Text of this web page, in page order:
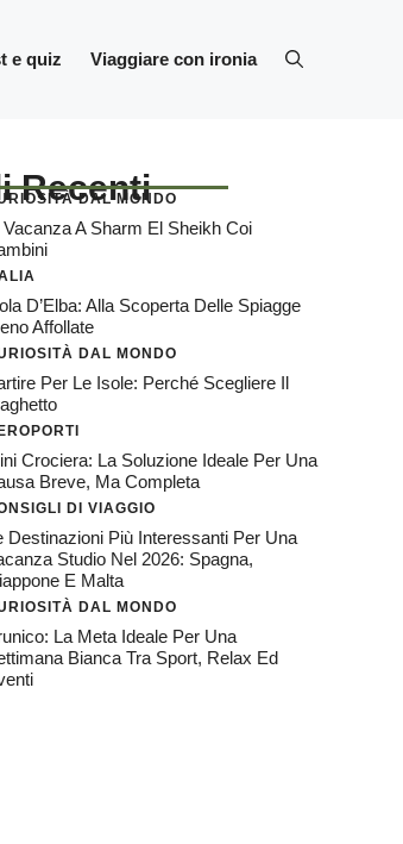
e quiz Viaggiare con ironia
Recenti
DAL MONDO
Vacanza A Sharm El Sheikh Coi
D’Elba: Alla Scoperta Delle Spiagge
Affollate
DAL MONDO
Per Le Isole: Perché Scegliere Il
Crociera: La Soluzione Ideale Per Una
Breve, Ma Completa
DI VIAGGIO
Destinazioni Più Interessanti Per Una
Studio Nel 2026: Spagna,
E Malta
DAL MONDO
La Meta Ideale Per Una
Bianca Tra Sport, Relax Ed